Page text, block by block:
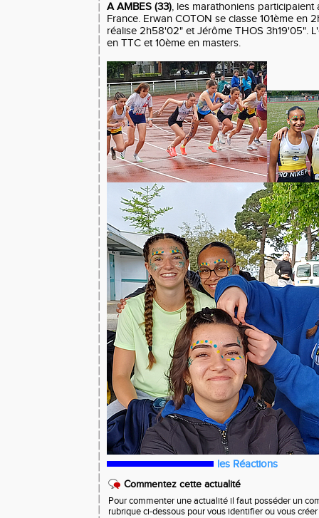
A AMBES (33), les marathoniens
France. Erwan COTON se classe 101ème en
réalise 2h58'02" et Jérôme THOS 3h19'05".
en TTC et 10ème en masters.
les Réactions
Commentez cette actualité
Pour commenter une actualité il faut posséder un
rubrique ci-dessous pour vous identifier ou vous